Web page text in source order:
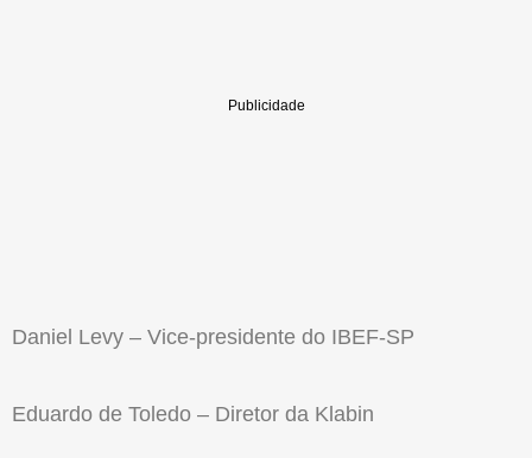
Daniel Levy – Vice-presidente do IBEF-SP
Eduardo de Toledo – Diretor da Klabin